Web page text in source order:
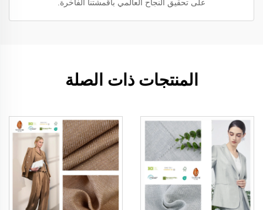
على تحقيق النجاح العالمي بأقمشتنا الفاخرة.
المنتجات ذات الصلة